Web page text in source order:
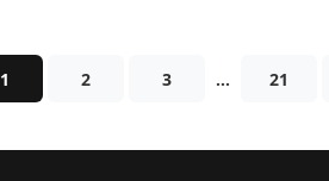
1 2 3 … 21